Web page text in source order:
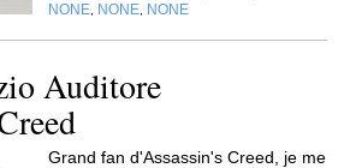
NONE NONE NONE
Auditore
Grand fan d'Assassin's Creed, je me